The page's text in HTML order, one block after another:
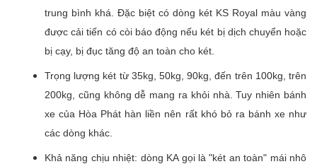
trung bình khá. Đặc biệt có dòng két KS Royal màu vàng
được cải tiến có còi báo động nếu két bị dịch chuyển hoặc
bị cạy, bị đục tăng độ an toàn cho két.
Trọng lượng két từ 35kg, 50kg, 90kg, đến trên 100kg, trên
200kg, cũng không dễ mang ra khỏi nhà. Tuy nhiên bánh
xe của Hòa Phát hàn liền nên rất khó bỏ ra bánh xe như
các dòng khác.
Khả năng chịu nhiệt: dòng KA gọi là "két an toàn" mái nhô